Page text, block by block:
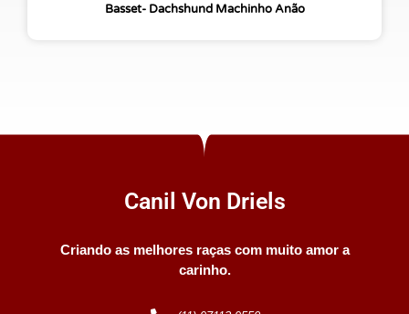
Basset- Dachshund Machinho Anão
Canil Von Driels
Criando as melhores raças com muito amor a
carinho.